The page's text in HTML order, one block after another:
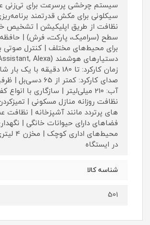
سیستم چرخشی پرسرعت برای تی‌زنی
سیکلونی برای مکش قدرتمند
نظافت از طریق اپلیکیشن | تشخیص
سطح (سرامیک، پارکت، فرش) |
برای محیط‌های مختلف | کنترل صوتی
زمان کارکرد: تا 180 دقیقه با
صدای کارکرد: کمتر از
آب: 210 میلی‌لیتر | سازگاری با
نظافت روزانه منازل مسکونی |
های پرتردد مانند آشپزخانه | نظافت
فضاهای دارای حیوانات خانگی |
محیط‌های
در ایستگاه
شناسه کالا
501